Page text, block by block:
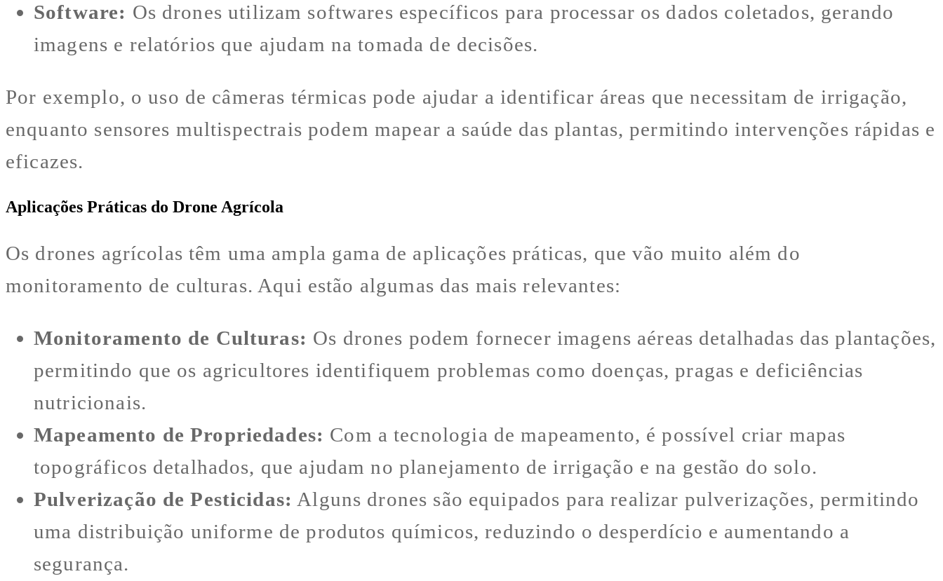
Software: Os drones utilizam softwares específicos para processar os dados coletados, gerando
imagens e relatórios que ajudam na tomada de decisões.
Por exemplo, o uso de câmeras térmicas pode ajudar a identificar áreas que necessitam de irrigação,
enquanto sensores multispectrais podem mapear a saúde das plantas, permitindo intervenções rápidas e
eficazes.
Aplicações Práticas do Drone Agrícola
Os drones agrícolas têm uma ampla gama de aplicações práticas, que vão muito além do
monitoramento de culturas. Aqui estão algumas das mais relevantes:
Monitoramento de Culturas: Os drones podem fornecer imagens aéreas detalhadas das plantações,
permitindo que os agricultores identifiquem problemas como doenças, pragas e deficiências
nutricionais.
Mapeamento de Propriedades: Com a tecnologia de mapeamento, é possível criar mapas
topográficos detalhados, que ajudam no planejamento de irrigação e na gestão do solo.
Pulverização de Pesticidas: Alguns drones são equipados para realizar pulverizações, permitindo
uma distribuição uniforme de produtos químicos, reduzindo o desperdício e aumentando a
segurança.